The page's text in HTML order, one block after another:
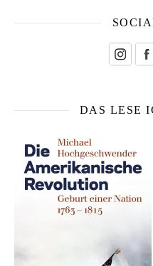
DAS LESE